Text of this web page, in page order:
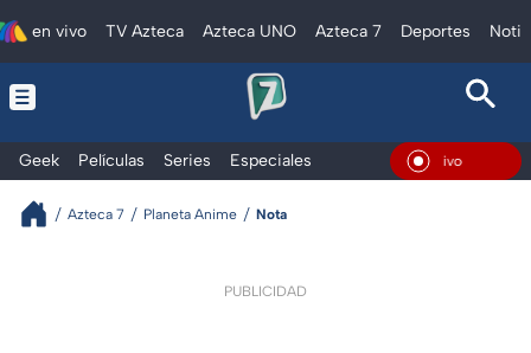
en vivo TV Azteca Azteca UNO Azteca 7 Deportes
Geek Películas Series Especiales En Vivo
Azteca 7 Planeta Anime Nota
PUBLICIDAD